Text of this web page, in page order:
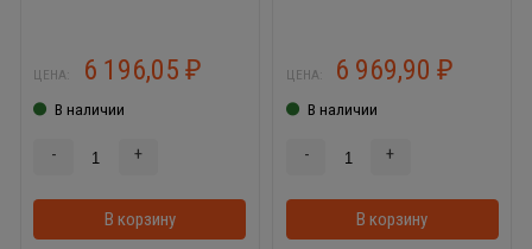
ЦЕНА: 6 196,05 ₽
В наличии
- +
В корзину В корзинке
ЦЕНА: 6 969,90₽
В наличии
- +
В корзину